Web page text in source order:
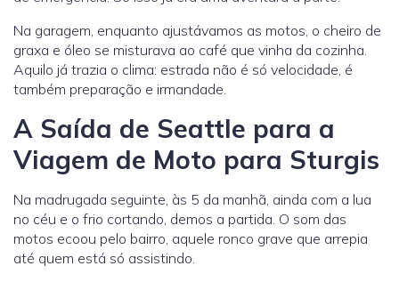
Na garagem, enquanto ajustávamos as motos, o cheiro de
graxa e óleo se misturava ao café que vinha da cozinha.
Aquilo já trazia o clima: estrada não é só velocidade, é
também preparação e irmandade.
A Saída de Seattle para a
Viagem de Moto para Sturgis
Na madrugada seguinte, às 5 da manhã, ainda com a lua
no céu e o frio cortando, demos a partida. O som das
motos ecoou pelo bairro, aquele ronco grave que arrepia
até quem está só assistindo.